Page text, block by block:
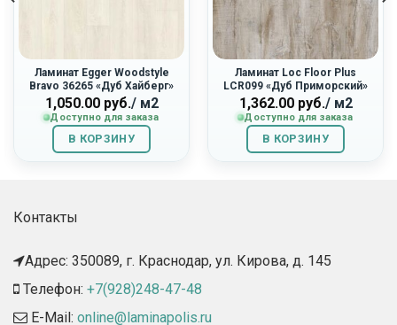
Ламинат Egger Woodstyle
Bravo 36265 «Дуб Хайберг»
1,050.00руб./ м2
Доступно для заказа
В КОРЗИНУ
Ламинат Loc Floor Plus
LCR099 «Дуб Приморский»
1,362.00руб./ м2
Доступно для заказа
В КОРЗИНУ
Контакты
Адрес: 350089, г. Краснодар, ул. Кирова, д. 145​
Телефон: +7(928)248-47-48
E-Mail: online@laminapolis.ru